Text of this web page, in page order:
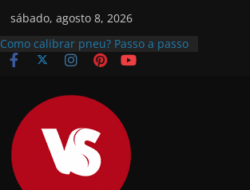
sábado, agosto 8, 2026
Como calibrar pneu? Passo a passo
descomplicado
O som automotivo Pioneer é bom?
Review completa
Som para carros com bluetooth e
tela: como escolher?
O que é pneu remold? É seguro?